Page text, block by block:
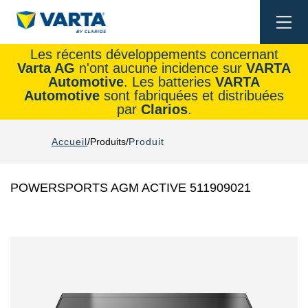
Les récents développements concernant
Varta AG n'ont aucune incidence sur VARTA
Automotive. Les batteries VARTA
Automotive sont fabriquées et distribuées
par Clarios.
Accueil Produits Produit
POWERSPORTS AGM ACTIVE 511909021